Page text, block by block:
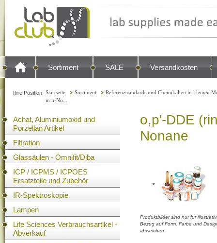
Sortiment SALE Versandkosten
Ihre Position: Startseite Sortiment
Referenzstandards und Chemikalien in kleinen
in n-No...
Achat, Aluminiumoxid und
Porzellan Artikel
Filtration
Glassäulen - Omnifit/Diba
ICP / ICPMS / ICPOES
Ersatzteile und Zubehör
IR-Spektroskopie
Lampen
Life Sciences Verbrauchsartikel -
Abverkauf
o,p'-DDE
Nonane
Produktbilder sind nur für
Bezug auf Form, Farbe und
abweichen